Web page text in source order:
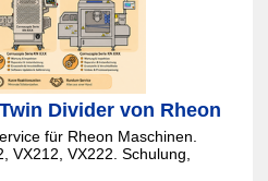
Divider von Rheon
für Rheon Maschinen.
VX212, VX222. Schulung,